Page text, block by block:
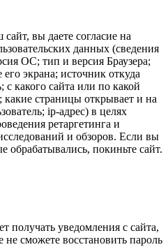
вы даете согласие на
данных (сведения
ОС; тип и версия Браузера;
экрана; источник откуда
с какого сайта или по какой
страницы открывает и на
ip-адрес) в целях
ретаргетинга и
и обзоров. Если вы
обрабатывались, покиньте сайт.
получать уведомления с сайта,
не сможете восстановить пароль